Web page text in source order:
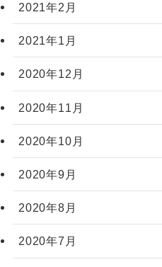
2021年2月
2021年1月
2020年12月
2020年11月
2020年10月
2020年9月
2020年8月
2020年7月